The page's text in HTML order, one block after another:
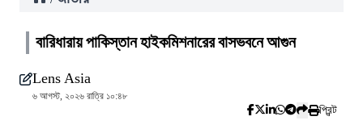
বারিধারায় পাকিস্তান হাইকমিশনারের বাসভবনে আগুন
Lens Asia
৬ আগস্ট, ২০২৬ রাত্রি ১০:৪৮
প্রিন্ট